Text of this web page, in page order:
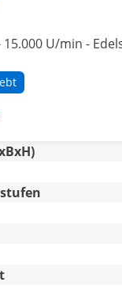
15.000 U/min -